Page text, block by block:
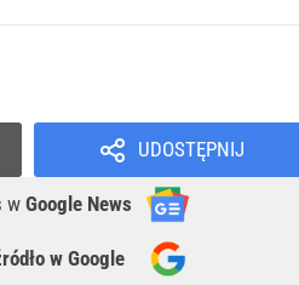
UDOSTĘPNIJ
w Google News
w Google